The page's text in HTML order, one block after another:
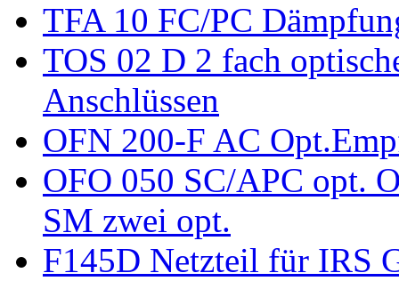
TFA 10 FC/PC
TOS 02 D 2 fach
Anschlüssen
OFN 200-F AC
OFO 050 SC/APC opt.
SM zwei opt.
F145D Netzteil für IRS